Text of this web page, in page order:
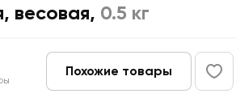
весовая, 0.5 кг
Похожие товары